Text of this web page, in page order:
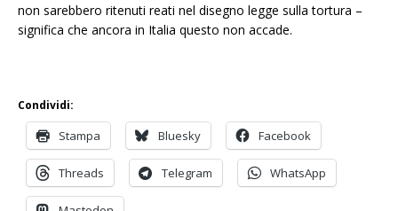
non sarebbero ritenuti reati nel disegno legge sulla tortura –
significa che ancora in Italia questo non accade.
Condividi:
Stampa Bluesky Facebook
Threads Telegram WhatsApp